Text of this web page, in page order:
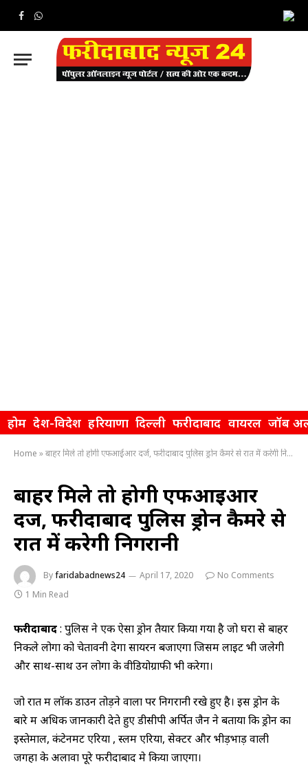
Facebook
WhatsApp
होम देश-विदेश हरियाणा दिल्ली फरीदाबाद वायरल जॉब
Home »बाहर मिले तो होगी एफआईआर दर्ज, फरीदाबाद पुलिस ड्रोन कैमरे से रात में करेगी निगरानी
बाहर मिले तो होगी एफआईआर
दर्ज, फरीदाबाद पुलिस ड्रोन कैमरे से
रात में करेगी निगरानी
Byfaridabadnews24 April 17, 2020
No Comments
1 Min Read
फरीदाबाद: पुलिस ने एक ऐसा ड्रोन तैयार किया गया है जो घरों से बाहर
निकले लोगों को चेतावनी देगा सायरन बजाएगा जिसमें लाइट भी जलेगी
और साथ-साथ उन लोगों के वीडियोग्राफी भी करेगा।
जो रात में लॉक डाउन तोड़ने वालों पर निगरानी रखे हुए है। इस ड्रोन के
बारे में अधिक जानकारी देते हुए डीसीपी अर्पित जैन ने बताया कि ड्रोन का
इस्तेमाल, कंटेनमेंट एरिया , स्लम एरिया, सेक्टर और भीड़भाड़ वाली
जगहों के अलावा पूरे फरीदाबाद मे किया जाएगा।